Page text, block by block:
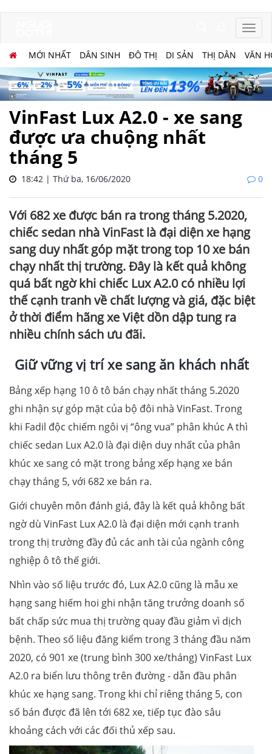
MỚI NHẤT DÂN SINH ĐÔ THỊ DI SẢN THỊ DÂN VĂN
VinFast Lux A2.0 - xe sang
được ưa chuộng nhất
tháng 5
18:42 | Thứ ba, 16/06/2020 0
Với 682 xe được bán ra trong tháng 5.2020,
chiếc sedan nhà VinFast là đại diện xe hạng
sang duy nhất góp mặt trong top 10 xe bán
chạy nhất thị trường. Đây là kết quả không
quá bất ngờ khi chiếc Lux A2.0 có nhiều lợi
thế cạnh tranh về chất lượng và giá, đặc biệt
ở thời điểm hãng xe Việt dồn dập tung ra
nhiều chính sách ưu đãi.
Giữ vững vị trí xe sang ăn khách nhất
Bảng xếp hạng 10 ô tô bán chạy nhất tháng 5.2020
ghi nhận sự góp mặt của bộ đôi nhà VinFast. Trong
khi Fadil độc chiếm ngôi vị “ông vua” phân khúc A thì
chiếc sedan Lux A2.0 là đại diện duy nhất của phân
khúc xe sang có mặt trong bảng xếp hạng xe bán
chạy tháng 5, với 682 xe bán ra.
Giới chuyên môn đánh giá, đây là kết quả không bất
ngờ dù VinFast Lux A2.0 là đại diện mới cạnh tranh
trong thị trường đầy đủ các anh tài của ngành công
nghiệp ô tô thế giới.
Nhìn vào số liệu trước đó, Lux A2.0 cũng là mẫu xe
hạng sang hiếm hoi ghi nhận tăng trưởng doanh số
bất chấp sức mua thị trường quay đầu giảm vì dịch
bệnh. Theo số liệu đăng kiểm trong 3 tháng đầu năm
2020, có 901 xe (trung bình 300 xe/tháng) VinFast Lux
A2.0 ra biển lưu thông trên đường - dẫn đầu phân
khúc xe hạng sang. Trong khi chỉ riêng tháng 5, con
số bán được đã lên tới 682 xe, tiếp tục đào sâu
khoảng cách với các đối thủ xếp sau.